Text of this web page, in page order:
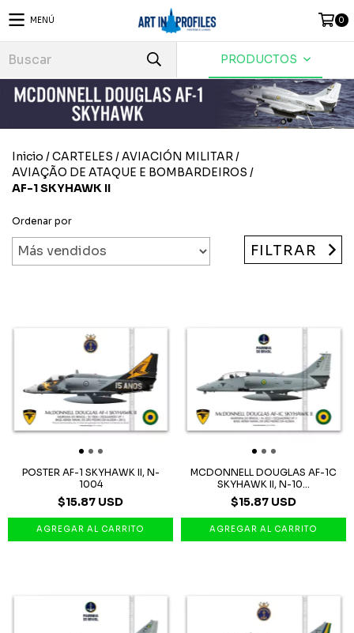
MENÚ 0
PRODUCTOS
Inicio /CARTELES /AVIACIÓN MILITAR /
AVIAÇÃO DE ATAQUE E BOMBARDEIROS /
AF-1 SKYHAWK II
Ordenar por
FILTRAR
POSTER AF-1 SKYHAWK II, N-
1004
$15.87 USD
MCDONNELL DOUGLAS AF-1C
SKYHAWK II, N-10...
$15.87 USD